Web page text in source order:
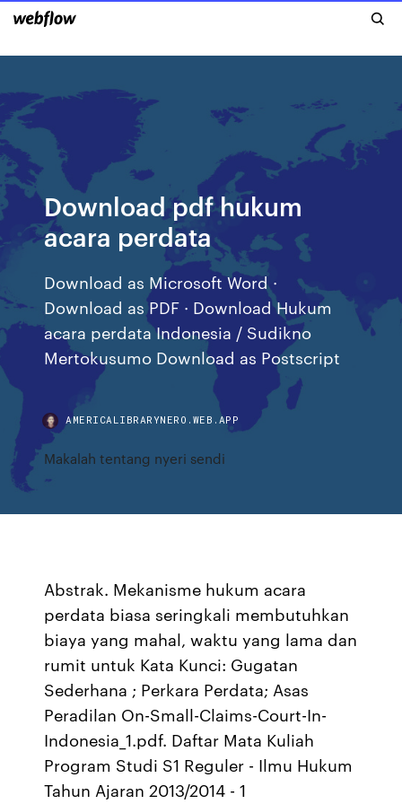
Download pdf hukum
acara perdata
Download as Microsoft Word ·
Download as PDF · Download Hukum
acara perdata Indonesia / Sudikno
Mertokusumo Download as Postscript
AMERICALIBRARYNERO.WEB.APP
Makalah tentang nyeri sendi
Abstrak. Mekanisme hukum acara
perdata biasa seringkali membutuhkan
biaya yang mahal, waktu yang lama dan
rumit untuk Kata Kunci: Gugatan
Sederhana ; Perkara Perdata; Asas
Peradilan On-Small-Claims-Court-In-
Indonesia_1.pdf. Daftar Mata Kuliah
Program Studi S1 Reguler - Ilmu Hukum
Tahun Ajaran 2013/2014 - 1